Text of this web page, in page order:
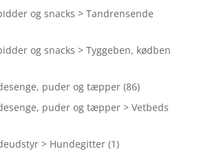
og snacks > Tandrensende
og snacks > Tyggeben, kødben
puder og tæpper (86)
puder og tæpper > Vetbeds
> Hundegitter (1)